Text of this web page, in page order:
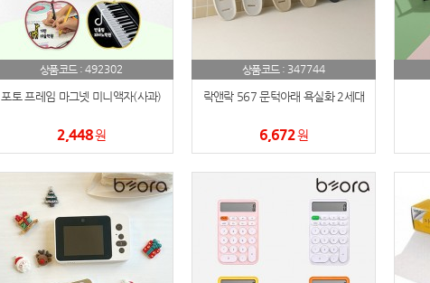
상품코드 : 492302
포토 프레임 마그넷 미니액자(사과)
2,448원
상품코드 : 347744
락앤락 567 문턱아래 욕실화 2세대
6,672원